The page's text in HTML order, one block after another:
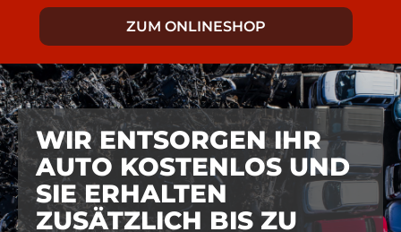
ZUM ONLINESHOP
WIR ENTSORGEN IHR
AUTO KOSTENLOS UND
SIE ERHALTEN
ZUSÄTZLICH BIS ZU